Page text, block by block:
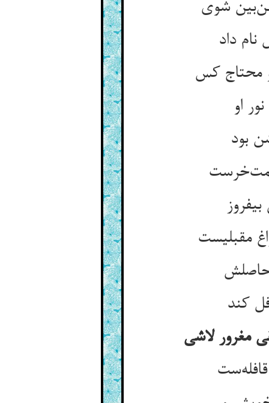
شوی
داد
محتاج کس
او
بود
مقبلیست
حاصلش
کند
مغرور لاشی